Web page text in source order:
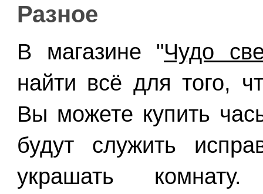
Разное
В магазине "Чудо
найти всё для того,
Вы можете купить
будут служить
украшать